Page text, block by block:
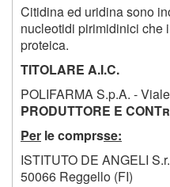
Citidina ed uridina sono
nucleotidi pirimidinici che
proteica.
TITOLARE A.I.C.
POLIFARMA S.p.A. -
PRODUTTORE E
Per le comprsse:
ISTITUTO DE ANGELI
50066 Reggello (FI)